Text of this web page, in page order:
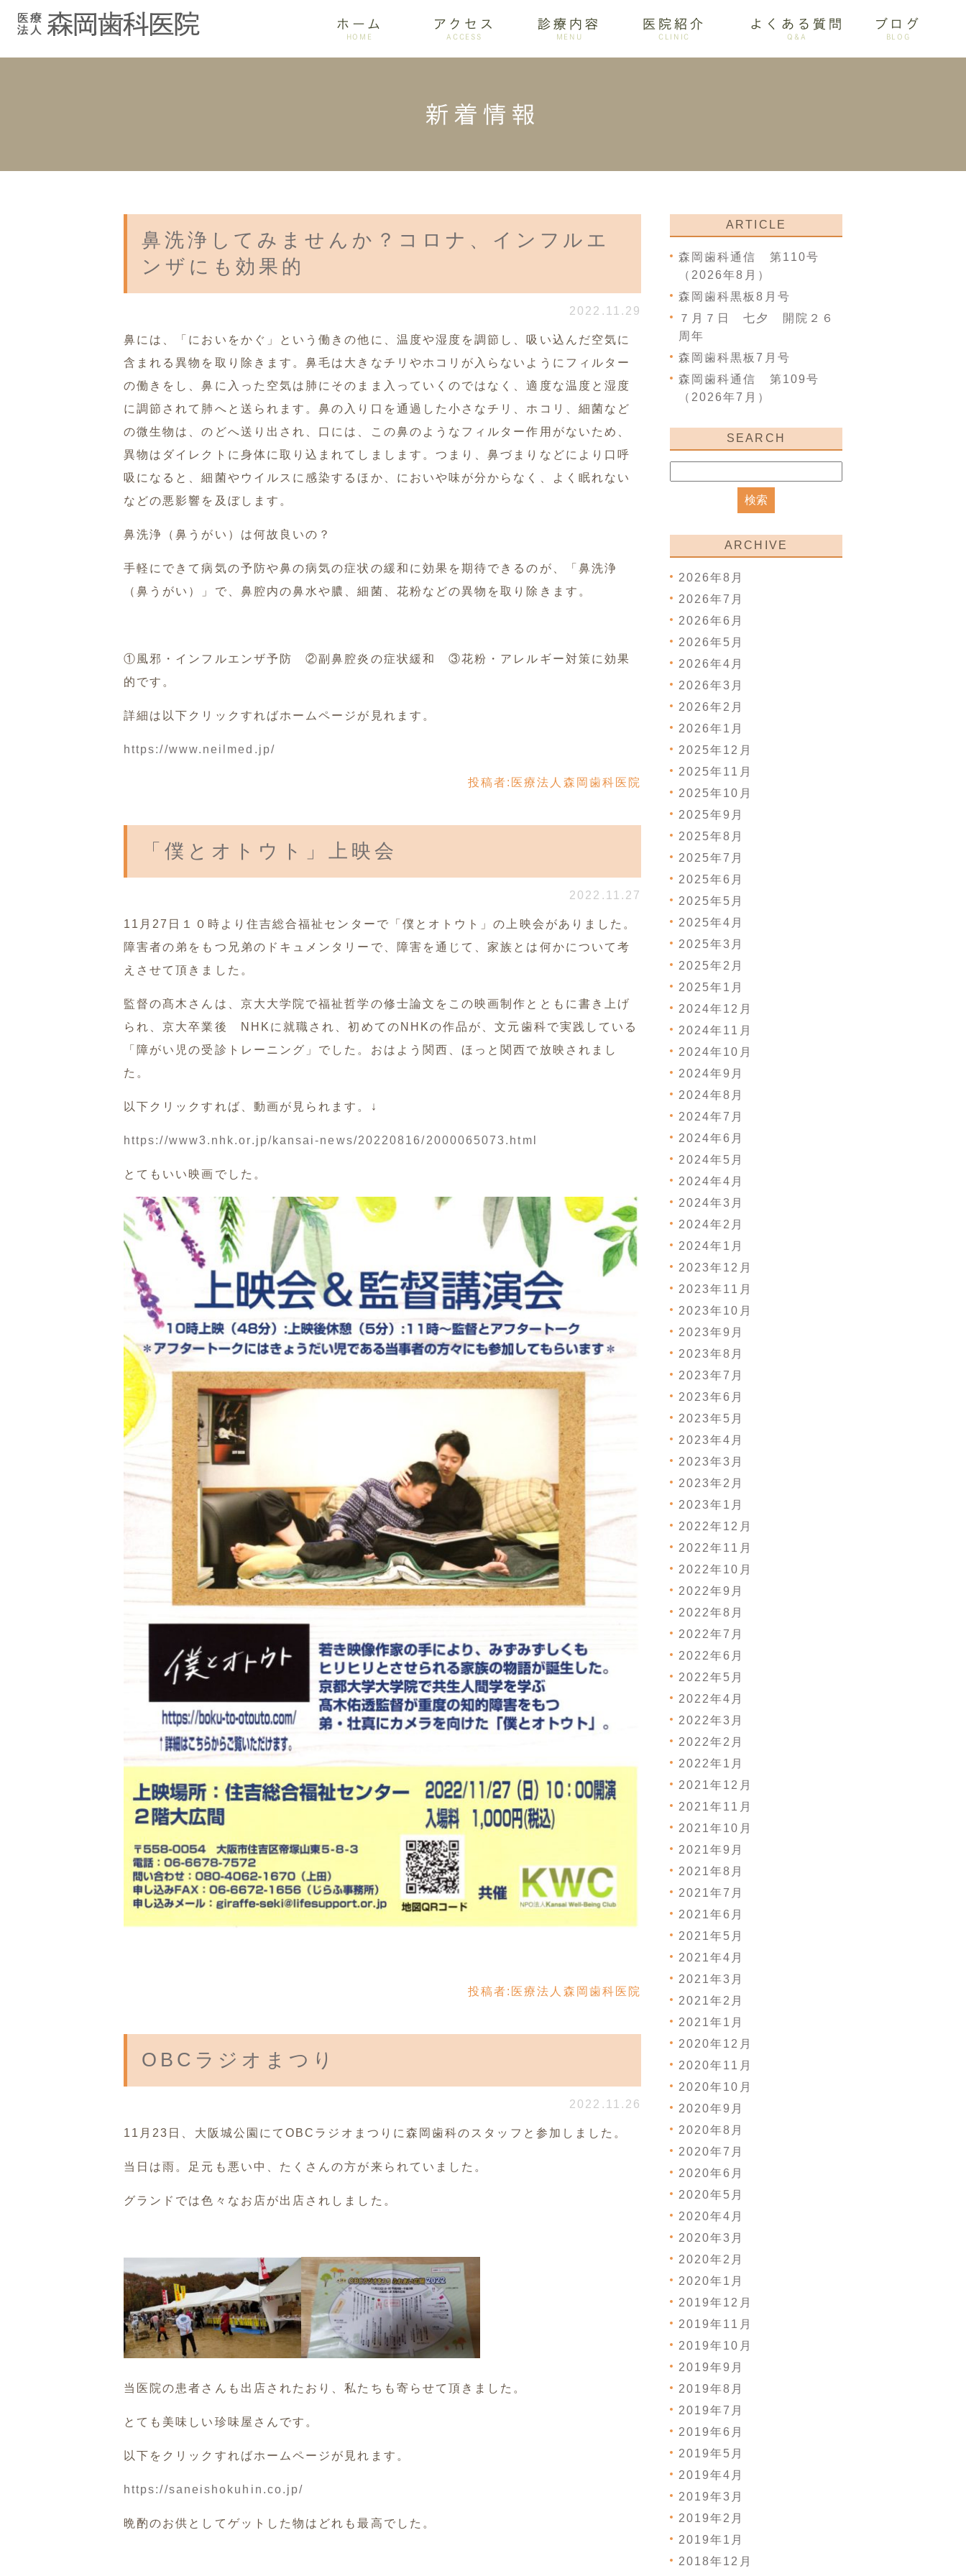
ホーム
HOME
アクセス
ACCESS
診療内容
MENU
医院紹介
CLINIC
よくある質問
Q&A
ブログ
BLOG
新着情報
鼻洗浄してみませんか？コロナ、インフルエ
ンザにも効果的
2022.11.29
鼻には、「においをかぐ」という働きの他に、温度や湿度を調節し、吸い込んだ空気に
含まれる異物を取り除きます。鼻毛は大きなチリやホコリが入らないようにフィルター
の働きをし、鼻に入った空気は肺にそのまま入っていくのではなく、適度な温度と湿度
に調節されて肺へと送られます。鼻の入り口を通過した小さなチリ、ホコリ、細菌など
の微生物は、のどへ送り出され、口には、この鼻のようなフィルター作用がないため、
異物はダイレクトに身体に取り込まれてしまします。つまり、鼻づまりなどにより口呼
吸になると、細菌やウイルスに感染するほか、においや味が分からなく、よく眠れない
などの悪影響を及ぼします。
鼻洗浄（鼻うがい）は何故良いの？
手軽にできて病気の予防や鼻の病気の症状の緩和に効果を期待できるのが、「鼻洗浄
（鼻うがい）」で、鼻腔内の鼻水や膿、細菌、花粉などの異物を取り除きます。
①風邪・インフルエンザ予防 ②副鼻腔炎の症状緩和 ③花粉・アレルギー対策に効果
的です。
詳細は以下クリックすればホームページが見れます。
https://www.neilmed.jp/
投稿者: 医療法人森岡歯科医院
「僕とオトウト」上映会
2022.11.27
11月27日１０時より住吉総合福祉センターで「僕とオトウト」の上映会がありました。
障害者の弟をもつ兄弟のドキュメンタリーで、障害を通じて、家族とは何かについて考
えさせて頂きました。
監督の髙木さんは、京大大学院で福祉哲学の修士論文をこの映画制作とともに書き上げ
られ、京大卒業後 NHKに就職され、初めてのNHKの作品が、文元歯科で実践している
「障がい児の受診トレーニング」でした。おはよう関西、ほっと関西で放映されまし
た。
以下クリックすれば、動画が見られます。↓
https://www3.nhk.or.jp/kansai-news/20220816/2000065073.html
とてもいい映画でした。
投稿者: 医療法人森岡歯科医院
OBCラジオまつり
2022.11.26
11月23日、大阪城公園にてOBCラジオまつりに森岡歯科のスタッフと参加しました。
当日は雨。足元も悪い中、たくさんの方が来られていました。
グランドでは色々なお店が出店されしました。
当医院の患者さんも出店されたおり、私たちも寄らせて頂きました。
とても美味しい珍味屋さんです。
以下をクリックすればホームページが見れます。
https://saneishokuhin.co.jp/
晩酌のお供としてゲットした物はどれも最高 でした。
ARTICLE
森岡歯科通信 第110号
（2026年8月）
森岡歯科黒板8月号
７月７日 七夕 開院２６
周年
森岡歯科黒板7月号
森岡歯科通信 第109号
（2026年7月）
SEARCH
ARCHIVE
2026年8月
2026年7月
2026年6月
2026年5月
2026年4月
2026年3月
2026年2月
2026年1月
2025年12月
2025年11月
2025年10月
2025年9月
2025年8月
2025年7月
2025年6月
2025年5月
2025年4月
2025年3月
2025年2月
2025年1月
2024年12月
2024年11月
2024年10月
2024年9月
2024年8月
2024年7月
2024年6月
2024年5月
2024年4月
2024年3月
2024年2月
2024年1月
2023年12月
2023年11月
2023年10月
2023年9月
2023年8月
2023年7月
2023年6月
2023年5月
2023年4月
2023年3月
2023年2月
2023年1月
2022年12月
2022年11月
2022年10月
2022年9月
2022年8月
2022年7月
2022年6月
2022年5月
2022年4月
2022年3月
2022年2月
2022年1月
2021年12月
2021年11月
2021年10月
2021年9月
2021年8月
2021年7月
2021年6月
2021年5月
2021年4月
2021年3月
2021年2月
2021年1月
2020年12月
2020年11月
2020年10月
2020年9月
2020年8月
2020年7月
2020年6月
2020年5月
2020年4月
2020年3月
2020年2月
2020年1月
2019年12月
2019年11月
2019年10月
2019年9月
2019年8月
2019年7月
2019年6月
2019年5月
2019年4月
2019年3月
2019年2月
2019年1月
2018年12月